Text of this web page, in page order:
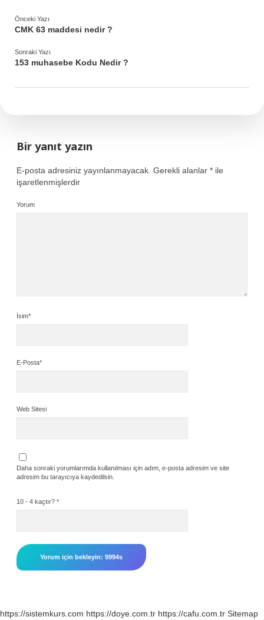
Önceki Yazı
CMK 63 maddesi nedir ?
Sonraki Yazı
153 muhasebe Kodu Nedir ?
Bir yanıt yazın
E-posta adresiniz yayınlanmayacak. Gerekli alanlar * ile
işaretlenmişlerdir
Yorum
İsim*
E-Posta*
Web Sitesi
Daha sonraki yorumlarımda kullanılması için adım, e-posta adresim ve site
adresim bu tarayıcıya kaydedilsin.
10 - 4 kaçtır? *
https://sistemkurs.com https://doye.com.tr https://cafu.com.tr Sitemap